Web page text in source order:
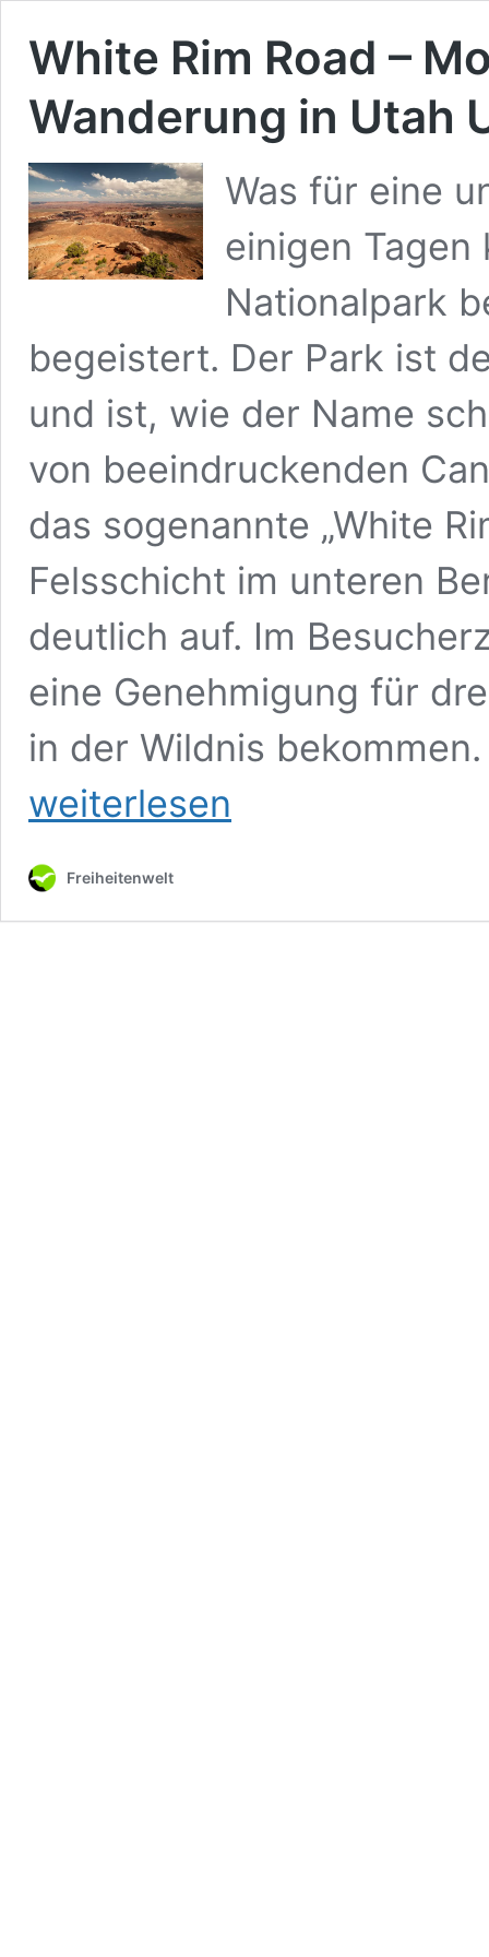
White Rim Road –
Wanderung in Utah
Was für eine
einigen Tagen
Nationalpark
begeistert. Der Park ist
und ist, wie der Name
von beeindruckenden
das sogenannte „White
Felsschicht im unteren
deutlich auf. Im
eine Genehmigung für
in der Wildnis
weiterlesen
Freiheitenwelt